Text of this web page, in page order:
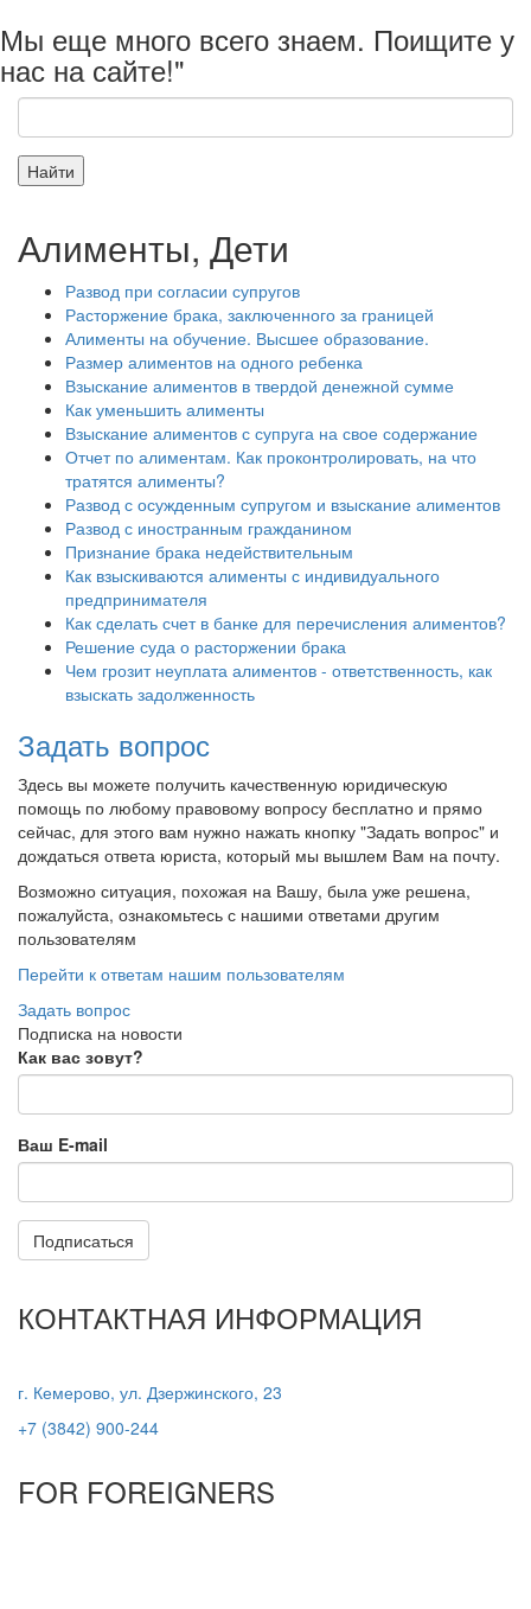
Мы еще много всего знаем. Поищите у
нас на сайте!"
Алименты, Дети
Развод при согласии супругов
Расторжение брака, заключенного за границей
Алименты на обучение. Высшее образование.
Размер алиментов на одного ребенка
Взыскание алиментов в твердой денежной сумме
Как уменьшить алименты
Взыскание алиментов с супруга на свое содержание
Отчет по алиментам. Как проконтролировать, на что
тратятся алименты?
Развод с осужденным супругом и взыскание алиментов
Развод с иностранным гражданином
Признание брака недействительным
Как взыскиваются алименты с индивидуального
предпринимателя
Как сделать счет в банке для перечисления алиментов?
Решение суда о расторжении брака
Чем грозит неуплата алиментов - ответственность, как
взыскать задолженность
Задать вопрос
Здесь вы можете получить качественную юридическую
помощь по любому правовому вопросу бесплатно и прямо
сейчас, для этого вам нужно нажать кнопку "Задать вопрос" и
дождаться ответа юриста, который мы вышлем Вам на почту.
Возможно ситуация, похожая на Вашу, была уже решена,
пожалуйста, ознакомьтесь с нашими ответами другим
пользователям
Перейти к ответам нашим пользователям
Задать вопрос
Подписка на новости
Как вас зовут?
Ваш E-mail
Подписаться
КОНТАКТНАЯ ИНФОРМАЦИЯ
г. Кемерово, ул. Дзержинского, 23
+7 (3842) 900-244
FOR FOREIGNERS